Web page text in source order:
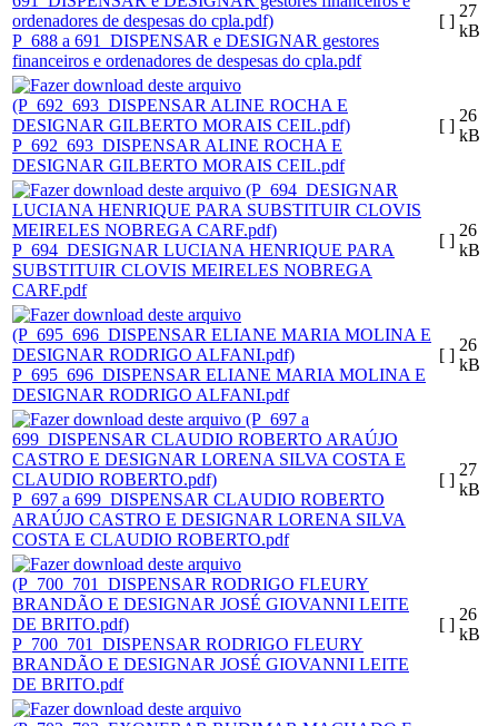
P_688 a 691_DISPENSAR e DESIGNAR gestores
financeiros e ordenadores de despesas do cpla.pdf
[ ]
27
kB
P_692_693_DISPENSAR ALINE ROCHA E
DESIGNAR GILBERTO MORAIS CEIL.pdf
[ ]
26
kB
P_694_DESIGNAR LUCIANA HENRIQUE PARA
SUBSTITUIR CLOVIS MEIRELES NOBREGA
CARF.pdf
[ ]
26
kB
P_695_696_DISPENSAR ELIANE MARIA MOLINA E
DESIGNAR RODRIGO ALFANI.pdf
[ ]
26
kB
P_697 a 699_DISPENSAR CLAUDIO ROBERTO
ARAÚJO CASTRO E DESIGNAR LORENA SILVA
COSTA E CLAUDIO ROBERTO.pdf
[ ]
27
kB
P_700_701_DISPENSAR RODRIGO FLEURY
BRANDÃO E DESIGNAR JOSÉ GIOVANNI LEITE
DE BRITO.pdf
[ ]
26
kB